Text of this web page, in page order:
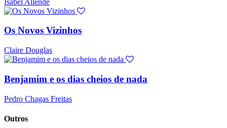
Os Novos Vizinhos
Claire Douglas
Benjamim e os dias cheios de nada
Pedro Chagas Freitas
Outros